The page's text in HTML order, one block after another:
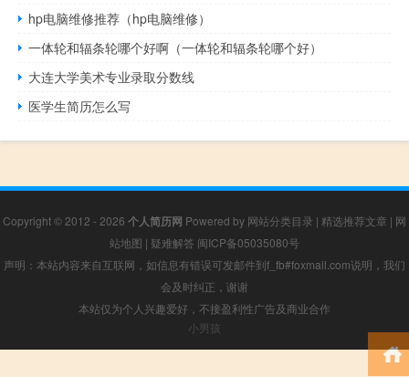
hp电脑维修推荐（hp电脑维修）
一体轮和辐条轮哪个好啊（一体轮和辐条轮哪个好）
大连大学美术专业录取分数线
医学生简历怎么写
Copyright © 2012 - 2026 个人简历网 Powered by 网站分类目录 | 精选推荐文章 | 网
站地图 | 疑难解答 闽ICP备05035080号
声明：本站内容来自互联网，如信息有错误可发邮件到f_fb#foxmail.com说明，我们
会及时纠正，谢谢
本站仅为个人兴趣爱好，不接盈利性广告及商业合作
小男孩